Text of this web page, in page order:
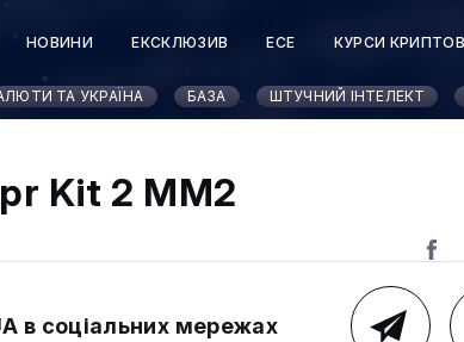
НОВИНИ ЕКСКЛЮЗИВ ЕСЕ КУРСИ
ТА УКРАЇНА БАЗА ШТУЧНИЙ ІНТЕЛЕКТ
Kit 2 MM2
в соціальних мережах